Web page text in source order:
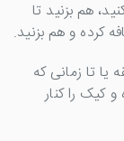
هم بزنید تا
و هم بزنید.
بریزید و به مدت 25-30 دقیقه یا تا زمانی که
کیک را کنار